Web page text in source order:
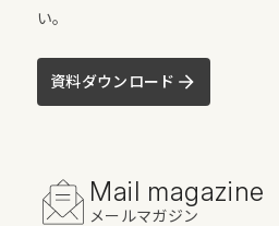
い。
資料ダウンロード
Mail magazine
メールマガジン